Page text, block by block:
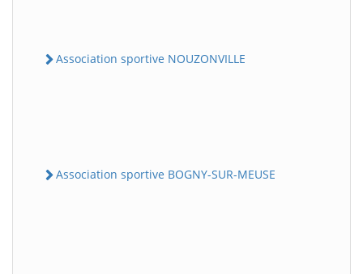
Association sportive NOUZONVILLE
Association sportive BOGNY-SUR-MEUSE